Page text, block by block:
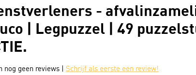
-
| Legpuzzel | 49
nog geen reviews | Schrijf als eerste een review!